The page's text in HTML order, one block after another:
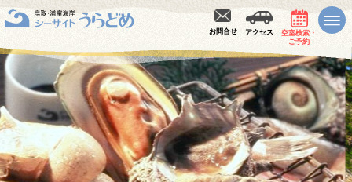
お問合せ アクセス
空室検索・
ご予約